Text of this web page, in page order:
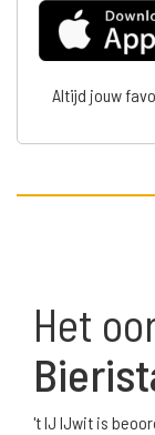
Altijd jouw
Het
't IJ IJwit is